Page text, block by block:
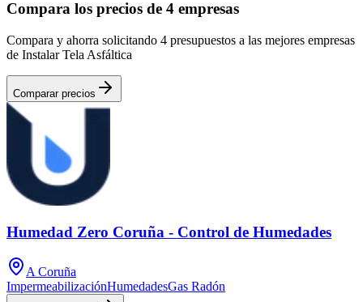
Compara los precios de 4 empresas
Compara y ahorra solicitando 4 presupuestos a las mejores empresas
de Instalar Tela Asfáltica
Comparar precios
Humedad Zero Coruña - Control de Humedades
A Coruña
ImpermeabilizaciónHumedadesGas Radón